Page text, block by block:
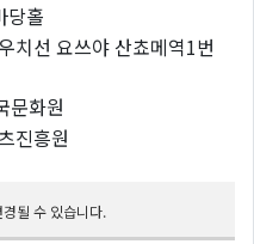
당홀
치선 요쓰야 산쵸메역1번
문화원
진흥원
될 수 있습니다.